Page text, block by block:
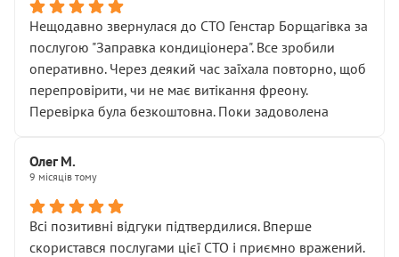
Нещодавно звернулася до СТО Генстар Борщагівка за
послугою "Заправка кондиціонера". Все зробили
оперативно. Через деякий час заїхала повторно, щоб
перепровірити, чи не має витікання фреону.
Перевірка була безкоштовна. Поки задоволена
Олег М.
9 місяців тому
Всі позитивні відгуки підтвердилися. Вперше
скористався послугами цієї СТО і приємно вражений.